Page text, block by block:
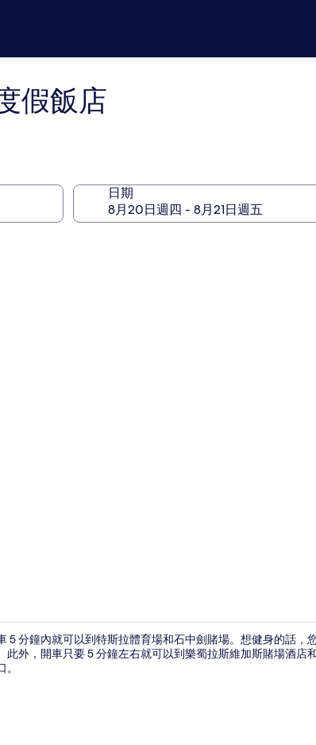
假飯店
日期
5 分鐘內就可以到特斯拉體育場和石中劍賭場。想健身的話，
外，開車只要 5 分鐘左右就可以到樂蜀拉斯維加斯賭場酒店